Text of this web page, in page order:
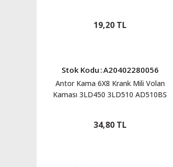
19,20 TL
Stok Kodu :A20402280056
Antor Kama 6X8 Krank Mili Volan
Kaması 3LD450 3LD510 AD510BS
34,80 TL